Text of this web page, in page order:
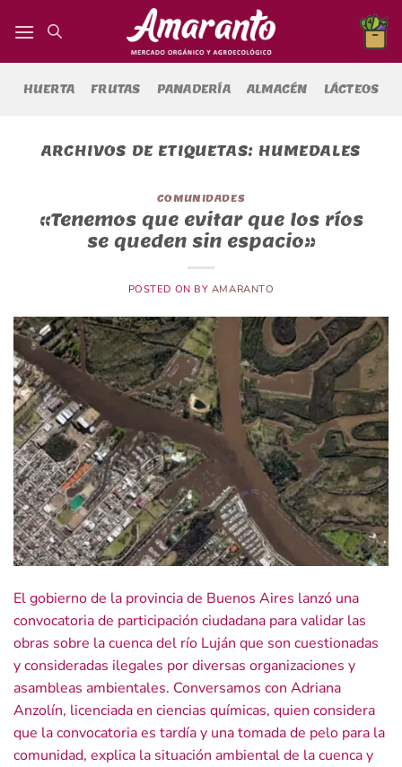
HUERTA FRUTAS PANADERÍA ALMACÉN LÁCTEOS
ARCHIVOS DE ETIQUETAS: HUMEDALES
COMUNIDADES
«Tenemos que evitar que los ríos
se queden sin espacio»
POSTED ON BY AMARANTO
El gobierno de la provincia de Buenos Aires lanzó una
convocatoria de participación ciudadana para validar las
obras sobre la cuenca del río Luján que son cuestionadas
y consideradas ilegales por diversas organizaciones y
asambleas ambientales. Conversamos con Adriana
Anzolín, licenciada en ciencias químicas, quien considera
que la convocatoria es tardía y una tomada de pelo para la
comunidad, explica la situación ambiental de la cuenca y